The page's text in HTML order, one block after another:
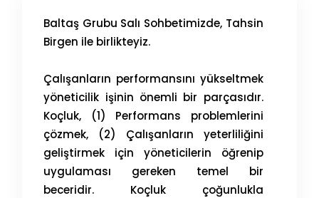
Baltaş Grubu Salı Sohbetimizde, Tahsin
Birgen ile birlikteyiz.
Çalışanların performansını yükseltmek
yöneticilik işinin önemli bir parçasıdır.
Koçluk, (1) Performans problemlerini
çözmek, (2) Çalışanların yeterliliğini
geliştirmek için yöneticilerin öğrenip
uygulaması gereken temel bir
beceridir. Koçluk çoğunlukla